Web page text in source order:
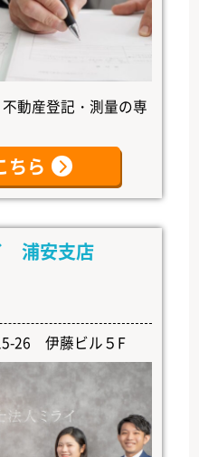
産登記・測量の専
ちら
浦安支店
26 伊藤ビル５F